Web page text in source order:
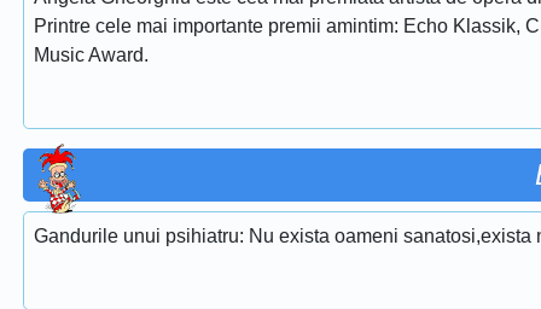
Printre cele mai importante premii amintim: Echo Klassik,
Music Award.
Gandurile unui psihiatru: Nu exista oameni sanatosi,exista